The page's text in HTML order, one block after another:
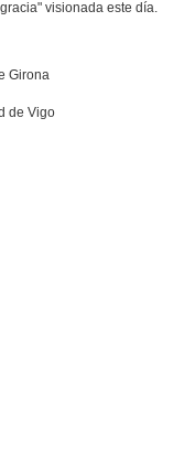
visionada este día.
Girona
de Vigo